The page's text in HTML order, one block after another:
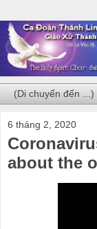
6 tháng 2, 2020
about the